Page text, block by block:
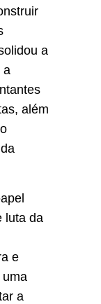
a
a
além
luta da
e
uma
a